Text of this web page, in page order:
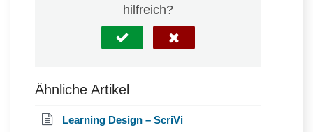
hilfreich?
Ähnliche Artikel
Learning Design – ScriVi